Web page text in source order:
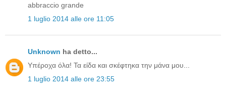
abbraccio grande
1 luglio 2014 alle ore 11:05
Unknown ha detto...
Υπέροχα όλα! Τα είδα και σκέφτηκα την μάνα μου...
1 luglio 2014 alle ore 23:55